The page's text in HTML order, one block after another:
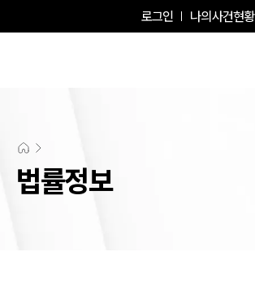
로그인 나의사건현황
법률정보